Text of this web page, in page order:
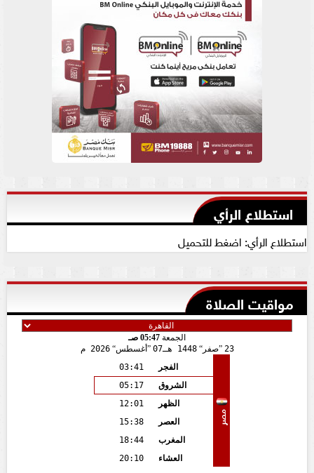
استطلاع الرأي
استطلاع الرأي: اضغط للتحميل
مواقيت الصلاة
الجمعة 05:47 صـ
23
صفر 1448 هـ 07 أغسطس 2026 م
مصر
الفجر
03:41
الشروق
05:17
الظهر
12:01
العصر
15:38
المغرب
18:44
العشاء
20:10